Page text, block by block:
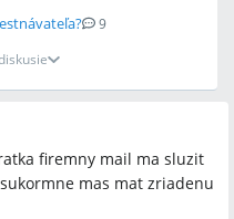
9
firemny mail ma sluzit
mas mat zriadenu